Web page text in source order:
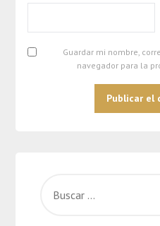
Guardar mi nombre,
navegador para la